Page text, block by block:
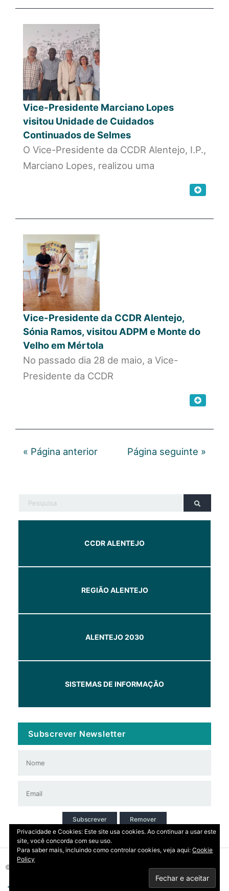
Vice-Presidente Marciano Lopes
visitou Unidade de Cuidados
Continuados de Selmes
O Vice-Presidente da CCDR Alentejo, I.P.,
Marciano Lopes, realizou uma
Vice-Presidente da CCDR Alentejo,
Sónia Ramos, visitou ADPM e Monte do
Velho em Mértola
No passado dia 28 de maio, a Vice-
Presidente da CCDR
« Página anterior Página seguinte »
CCDR ALENTEJO
REGIÃO ALENTEJO
ALENTEJO 2030
SISTEMAS DE INFORMAÇÃO
Subscrever Newsletter
Subscrever Remover
© 2026 Copyright: DIRT | CCDR Alentejo, I.P.
Privacidade e Cookies: Este site usa cookies. Ao continuar a usar este
site, você concorda com seu uso.
Para saber mais, incluindo como controlar cookies, veja aqui:Cookie
Policy